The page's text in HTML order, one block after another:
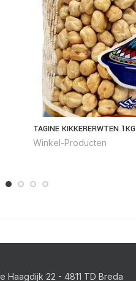
TAGINE KIKKERERWTEN 1KG
Winkel-Producten
Haagdijk 22 - 4811 TD Breda